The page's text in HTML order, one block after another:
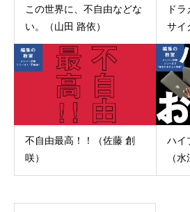
この世界に、不自由などな
い。（山田 路依）
ド
サイ
不自由最高！！（佐藤 創
咲）
ハイ
（